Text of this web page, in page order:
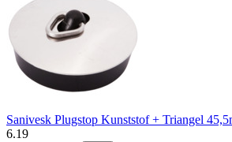
Sanivesk Plugstop Kunststof + Triangel
6.19